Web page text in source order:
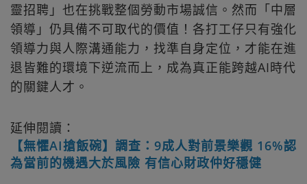
靈招聘」也在挑戰整個勞動市場誠信。然而「中層
領導」仍具備不可取代的價值！各打工仔只有強化
領導力與人際溝通能力，找準自身定位，才能在進
退皆難的環境下逆流而上，成為真正能跨越AI時代
的關鍵人才。
延伸閱讀：
【無懼AI搶飯碗】調查：9成人對前景樂觀 16%認
為當前的機遇大於風險 有信心財政仲好穩健